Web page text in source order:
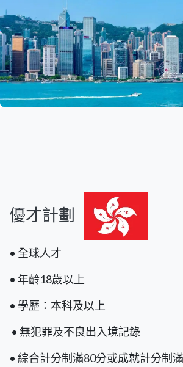
優才計劃
• 全球人才
• 年齡18歲以上
• 學歷：本科及以上
• 無犯罪及不良出入境記錄
• 綜合計分制滿80分或成就計分制